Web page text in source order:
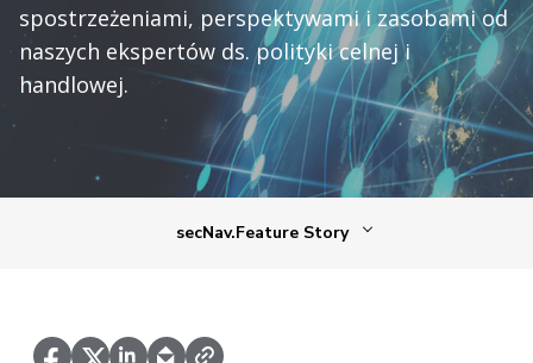
spostrzeżeniami, perspektywami i zasobami od
naszych ekspertów ds. polityki celnej i
handlowej.
secNav.Feature Story